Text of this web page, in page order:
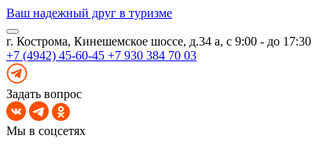
Ваш надежный друг в туризме
г. Кострома, Кинешемское шоссе, д.34 а, с 9:00 - до 17:30
+7 (4942) 45-60-45 +7 930 384 70 03
Задать вопрос
Мы в соцсетях